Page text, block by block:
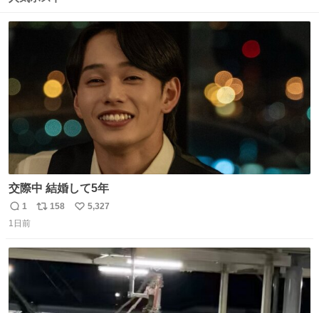
数
交際中 結婚して5年
返
信
1
リ
ト
数
158
い
数
5,327
1日前